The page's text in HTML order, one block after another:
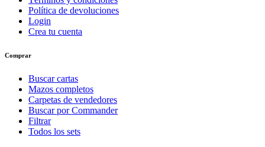
Política de devoluciones
Login
Crea tu cuenta
Comprar
Buscar cartas
Mazos completos
Carpetas de vendedores
Buscar por Commander
Filtrar
Todos los sets